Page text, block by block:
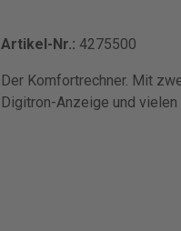
Artikel-Nr.: 4275500
Der Komfortrechner. Mit
Digitron-Anzeige und vielen